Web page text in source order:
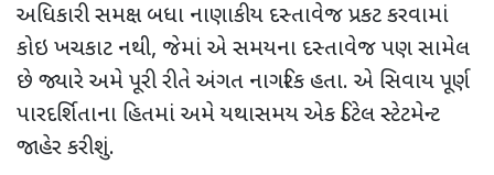
અધિકારી સમક્ષ બધા નાણાકીય દસ્તાવેજ પ્રકટ કરવામાં
કોઇ ખચકાટ નથી, જેમાં એ સમયના દસ્તાવેજ પણ સામેલ
છે જ્યારે અમે પૂરી રીતે અંગત નાગરિક હતા. એ સિવાય પૂર્ણ
પારદર્શિતાના હિતમાં અમે યથાસમય એક ડિટેલ સ્ટેટમેન્ટ
જાહેર કરીશું.